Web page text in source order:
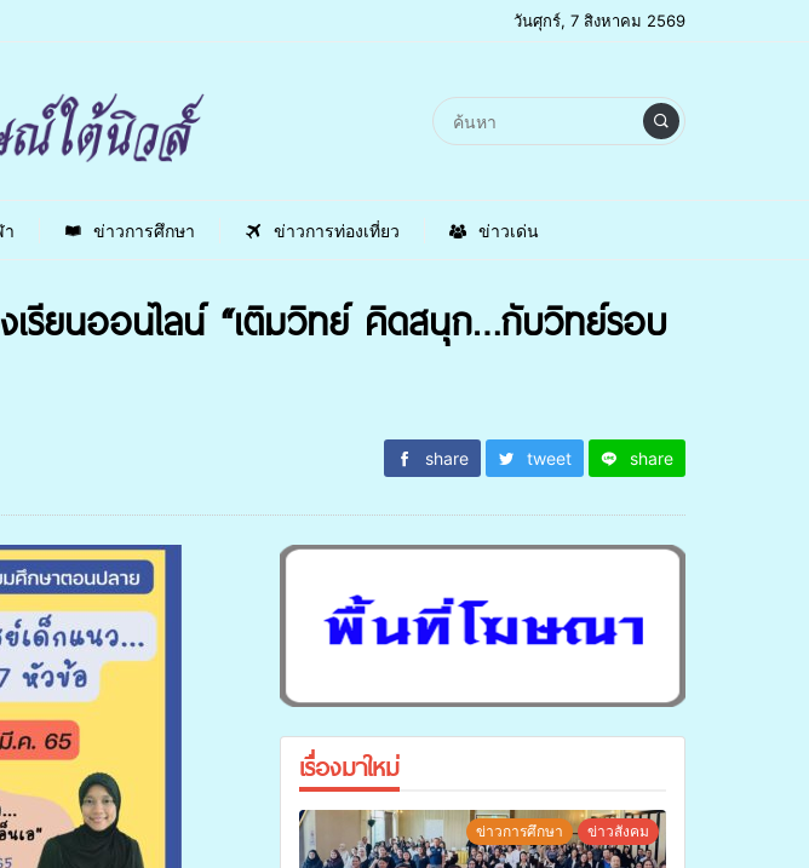
วันศุกร์, 7 สิงหาคม 2569
ข่าวการศึกษา ข่าวการท่องเที่ยว ข่าวเด่น
รียนออนไลน์ “เติมวิทย์ คิดสนุก…กับวิทย์รอบ
share tweet share
เรื่องมาใหม่
ข่าวการศึกษา ข่าวสังคม